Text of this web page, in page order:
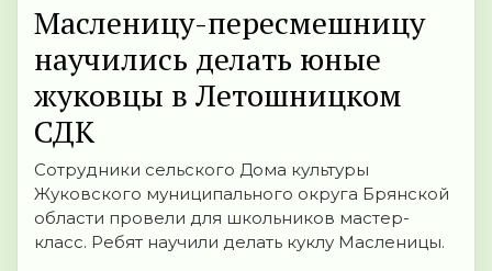
Масленицу-пересмешницу
научились делать юные
жуковцы в Летошницком
СДК
Сотрудники сельского Дома культуры
Жуковского муниципального округа Брянской
области провели для школьников мастер-
класс. Ребят научили делать куклу Масленицы.